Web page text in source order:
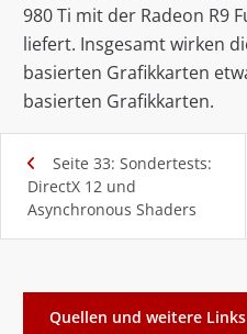
980 Ti mit der Radeon R9
liefert. Insgesamt wirken
basierten Grafikkarten
basierten Grafikkarten.
Seite 33: Sondertests:
DirectX 12 und
Asynchronous Shaders
Quellen und weitere Links